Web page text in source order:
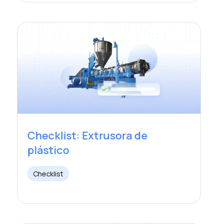
Checklist: Extrusora de
plástico
Checklist